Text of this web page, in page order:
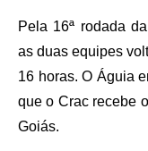
Pela 16ª rodada
as duas equipes
16 horas. O Águia
que o Crac recebe
Goiás.